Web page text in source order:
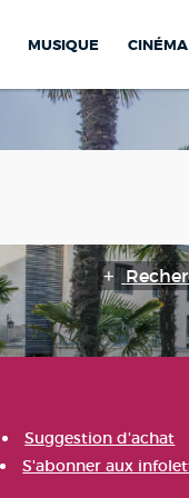
MUSIQUE CINÉMA
Suggestion d'achat
S'abonner aux